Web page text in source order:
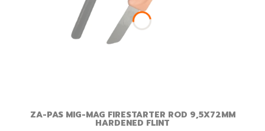
ZA-PAS MIG-MAG FIRESTARTER ROD 9,5X72MM
HARDENED FLINT